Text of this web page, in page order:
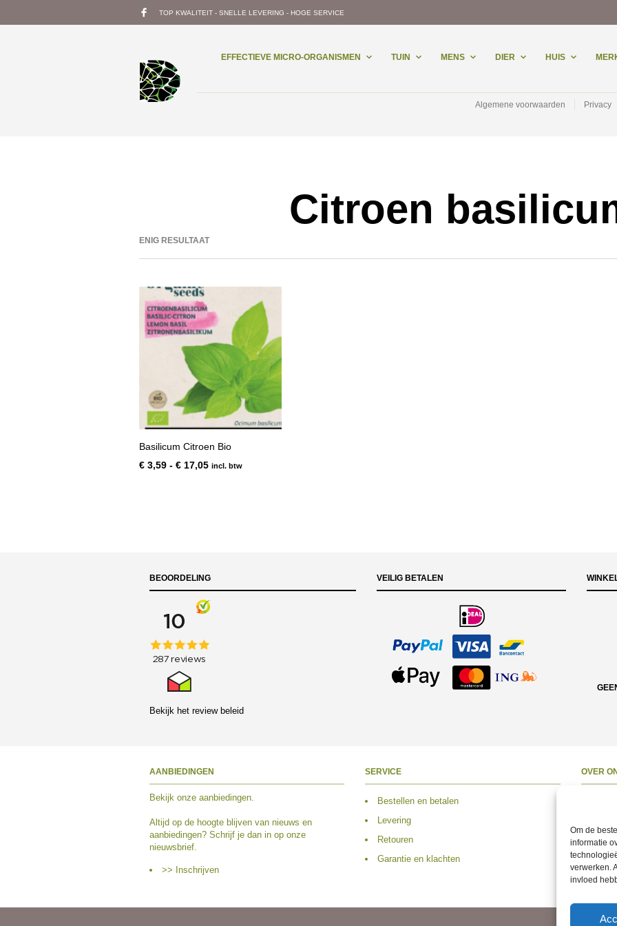
Om de
informatie
verwerken.
invloed
TOP KWALITEIT - SNELLE LEVERING - HOGE SERVICE
EFFECTIEVE MICRO-ORGANISMEN TUIN MENS DIER HUIS
Algemene voorwaarden Privacy
Citroen
ENIG RESULTAAT
Basilicum Citroen Bio
€ 3,59 - € 17,05Prijsklasse:
incl. btw
BEOORDELING
Bekijk het review beleid
VEILIG BETALEN
AANBIEDINGEN
Bekijk onze aanbiedingen.
Altijd op de hoogte blijven van nieuws en
aanbiedingen? Schrijf je dan in op onze
nieuwsbrief.
>> Inschrijven
SERVICE
Bestellen en betalen
Levering
Retouren
Garantie en klachten
OVER
Volg